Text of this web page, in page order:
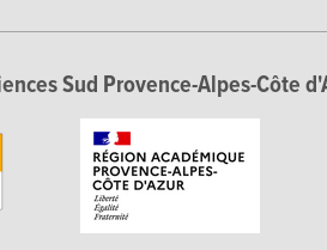
Sud Provence-Alpes-Côte